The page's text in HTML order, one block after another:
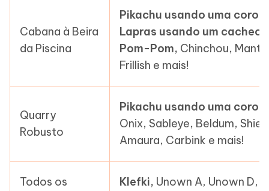
Cabana à Beira
da Piscina
Pikachu usando uma
Lapras usando um
Pom-Pom, Chinchou,
Frillish e mais!
Quarry
Robusto
Pikachu usando uma
Onix, Sableye, Beldum,
Amaura, Carbink e mais!
Todos os
Klefki, Unown A, Unown D,